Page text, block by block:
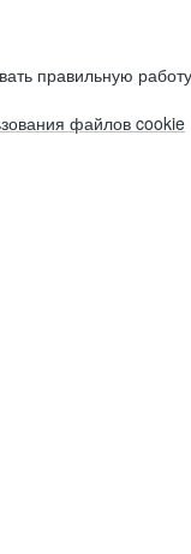
правильную
файлов cookie